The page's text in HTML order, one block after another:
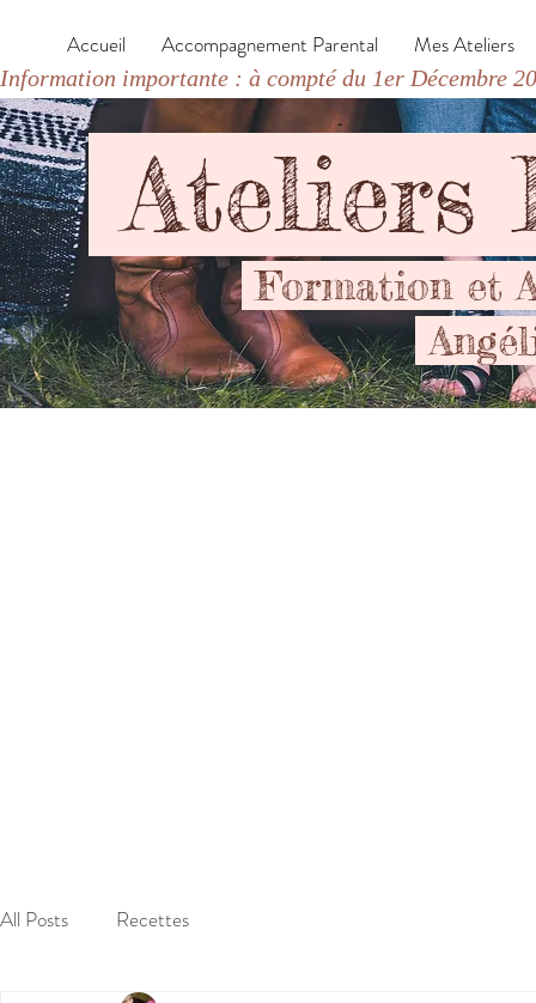
Accueil Accompagnement Parental Mes Ateliers
Information importante : à compté du 1er Décembre
All Posts Recettes
Ateliers
Formation et